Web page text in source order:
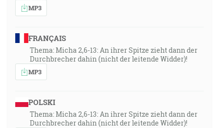
MP3
FRANÇAIS
Thema: Micha 2,6-13: An ihrer Spitze zieht dann der
Durchbrecher dahin (nicht der leitende Widder)!
MP3
POLSKI
Thema: Micha 2,6-13: An ihrer Spitze zieht dann der
Durchbrecher dahin (nicht der leitende Widder)!